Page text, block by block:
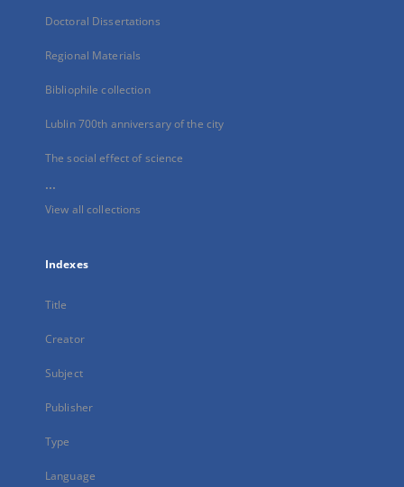
Doctoral Dissertations
Regional Materials
Bibliophile collection
Lublin 700th anniversary of the city
The social effect of science
...
View all collections
Indexes
Title
Creator
Subject
Publisher
Type
Language